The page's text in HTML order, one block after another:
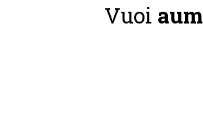
Vuoi